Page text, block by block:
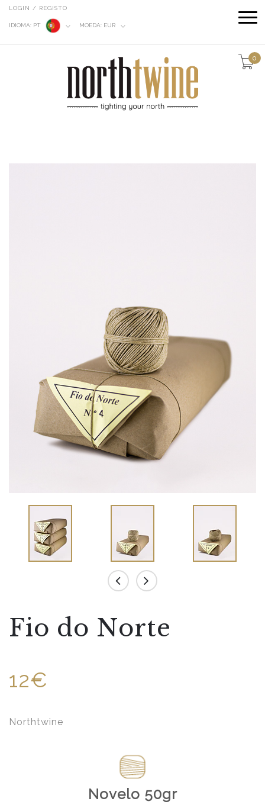
LOGIN / REGISTO
IDIOMA: PT MOEDA: EUR
0
Fio do Norte
12€
Northtwine
Novelo 50gr